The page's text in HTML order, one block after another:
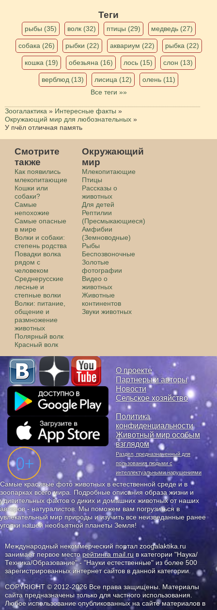
Теги
рыбы (35) волк (32) птицы (29) медведь (27)
собака (26) рыбки (22) аквариум (22) рыбка (22)
кошка (19) обезьяна (16) лось (15) слон (13)
верблюд (13) лисица (12)
олень (11)
Все теги »»
Зоогалактика » Интересные факты »
Окружающий мир для любознательных »
У пчёл отличная память
Смотрите
также
Как появились
млекопитающие
Кошки или
собаки?
Самые
непохожие
Самые опасные
в мире
Волки и собаки:
степень родства
Повадки волка
рядом с
человеком
Среднерусские
лесные и
степные волки
Волки: питание,
общение и
размножение
животных
Полярный волк
Красный волк
Окружающий
мир
Млекопитающие
Птицы
Рассказы о
животных
Для детей
Рептилии
(Пресмыкающиеся)
Амфибии
(Земноводные)
Рыбы
Беспозвоночные
Золотые
фотографии
Видео о
животных
Животные
континентов
Звуки животных
О проекте
Партнеры и авторы
Новости
Сельское хозяйство
Политика
конфиденциальности
Животный мир особым
взглядом
Раздел, предназначенный для
пользования людьми с
интеллектуальными нарушениями
Самые красивые фото животных в естественной среде и в
зоопарках всего мира. Подробные описания образа жизни и
удивительных фактов о диких и домашних животных от наших
авторов - натуралистов. Мы поможем вам погрузиться в
увлекательный мир природы и изучить все неизведанные ранее
уголки нашей необъятной планеты Земля!
Международный некоммерческий портал zoogalaktika.ru
занимает первое месторейтинга mail.ru в категории "Наука/
Техника/Образование" - "Науки естественные" из более 500
зарегистрированных интернет сайтов в данной категории.
COPYRIGHT © 2012-2026 Все права защищены. Материалы
сайта предназначены только для частного использования.
Любое использование опубликованных на сайте материалов в